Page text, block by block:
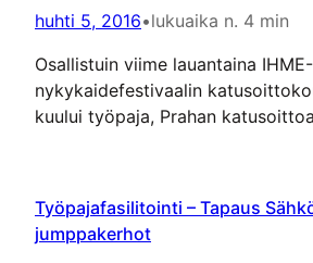
huhti 5, 2016•lukuaika n. 4 min
Osallistuin viime lauantaina IHME-
nykykaidefestivaalin
kuului työpaja, Prahan
ryhmään, ja minä pääsin sellisti-
Kanervon johtamaan joukkoon
kanssa. Juho kertoi omaa
Työpajafasilitointi – Tapaus
jumppakerhot